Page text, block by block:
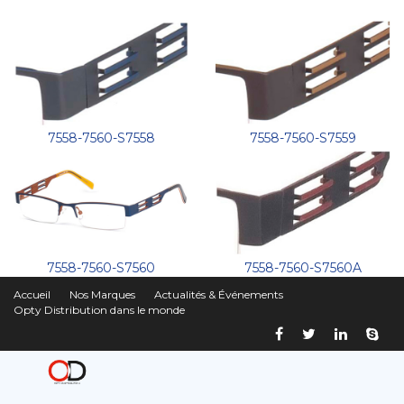
7558-7560-S7558 7558-7560-S7559
7558-7560-S7560 7558-7560-S7560A
Accueil Nos Marques
Actualités & Événements
Opty Distribution dans le monde